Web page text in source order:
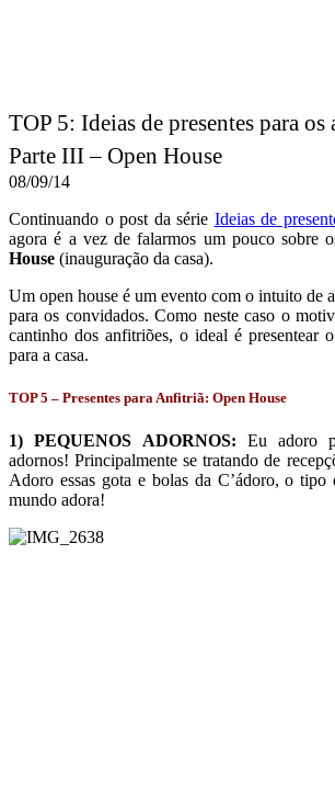
TOP 5: Ideias de presentes para
Parte III – Open House
08/09/14
Continuando o post da série Ideias de
agora é a vez de falarmos um pouco sobre
House (inauguração da casa).
Um open house é um evento com o intuito de
para os convidados. Como neste caso o
cantinho dos anfitriões, o ideal é presentear
para a casa.
TOP 5 – Presentes para Anfitriã: Open House
1) PEQUENOS ADORNOS: Eu adoro
adornos! Principalmente se tratando de
Adoro essas gota e bolas da C’ádoro, o tipo
mundo adora!